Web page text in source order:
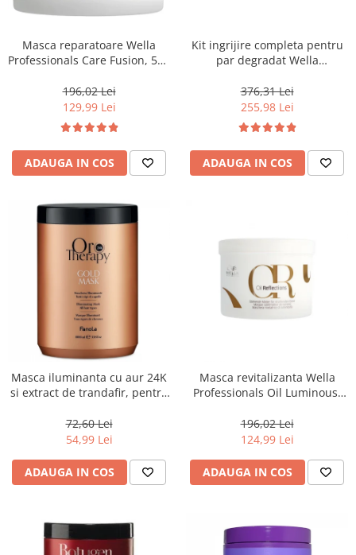
Masca reparatoare Wella
Professionals Care Fusion, 500
196,02 Lei
129,99 Lei
ADAUGA IN COS
Kit ingrijire completa pentru
par degradat Wella
Salon Size
376,31 Lei
255,98 Lei
ADAUGA IN COS
Masca iluminanta cu aur 24K
si extract de trandafir, pentru
Oro Therapy, 1000 ml
72,60 Lei
54,99 Lei
ADAUGA IN COS
Masca revitalizanta Wella
Professionals Oil Luminous,
196,02 Lei
124,99 Lei
ADAUGA IN COS